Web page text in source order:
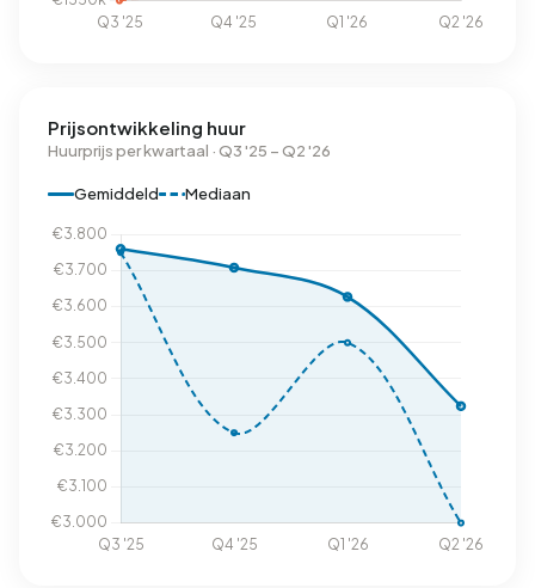
Prijsontwikkeling huur
Huurprijs per kwartaal · Q3 '25 – Q2 '26
Gemiddeld Mediaan